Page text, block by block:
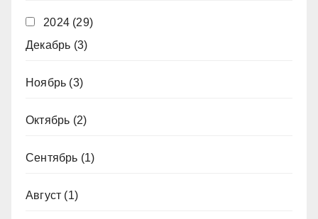
2024 (29)
Декабрь (3)
Ноябрь (3)
Октябрь (2)
Сентябрь (1)
Август (1)